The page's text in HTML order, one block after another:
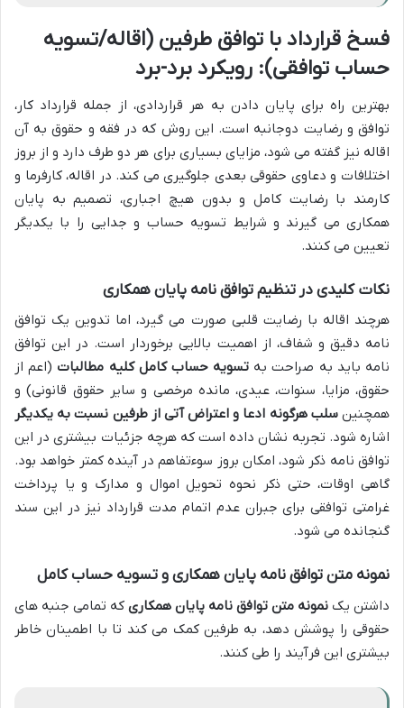
فسخ قرارداد با توافق طرفین (اقاله/تسویه
حساب توافقی): رویکرد برد-برد
بهترین راه برای پایان دادن به هر قراردادی، از جمله قرارداد کار،
توافق و رضایت دوجانبه است. این روش که در فقه و حقوق به آن
اقاله نیز گفته می شود، مزایای بسیاری برای هر دو طرف دارد و از بروز
اختلافات و دعاوی حقوقی بعدی جلوگیری می کند. در اقاله، کارفرما و
کارمند با رضایت کامل و بدون هیچ اجباری، تصمیم به پایان
همکاری می گیرند و شرایط تسویه حساب و جدایی را با یکدیگر
تعیین می کنند.
نکات کلیدی در تنظیم توافق نامه پایان همکاری
هرچند اقاله با رضایت قلبی صورت می گیرد، اما تدوین یک توافق
نامه دقیق و شفاف، از اهمیت بالایی برخوردار است. در این توافق
نامه باید به صراحت به تسویه حساب کامل کلیه مطالبات (اعم از
حقوق، مزایا، سنوات، عیدی، مانده مرخصی و سایر حقوق قانونی) و
همچنینسلب هرگونه ادعا و اعتراض آتی از طرفین نسبت به یکدیگر
اشاره شود. تجربه نشان داده است که هرچه جزئیات بیشتری در این
توافق نامه ذکر شود، امکان بروز سوءتفاهم در آینده کمتر خواهد بود.
گاهی اوقات، حتی ذکر نحوه تحویل اموال و مدارک و یا پرداخت
غرامتی توافقی برای جبران عدم اتمام مدت قرارداد نیز در این سند
گنجانده می شود.
نمونه متن توافق نامه پایان همکاری و تسویه حساب کامل
داشتن یک نمونه متن توافق نامه پایان همکاری که تمامی جنبه های
حقوقی را پوشش دهد، به طرفین کمک می کند تا با اطمینان خاطر
بیشتری این فرآیند را طی کنند.